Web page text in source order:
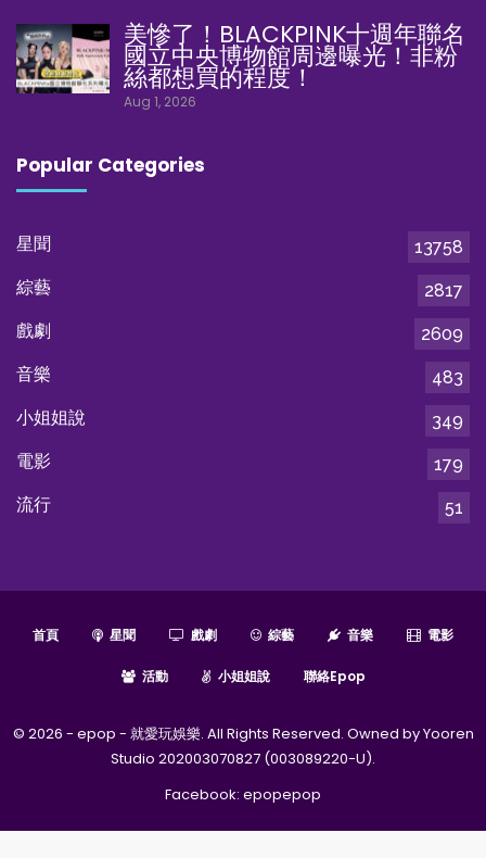
美慘了！BLACKPINK十週年聯名
國立中央博物館周邊曝光！非粉
絲都想買的程度！
Aug 1, 2026
Popular Categories
星聞
13758
綜藝
2817
戲劇
2609
音樂
483
小姐姐說
349
電影
179
流行
51
首頁 星聞 戲劇 綜藝 音樂 電影
活動 小姐姐說 聯絡epop
© 2026 - epop - 就愛玩娛樂. All Rights Reserved. Owned by Yooren
Studio 202003070827 (003089220-U).
Facebook: epopepop